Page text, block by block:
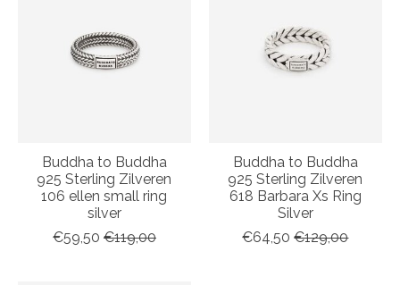
Buddha to Buddha
925 Sterling Zilveren
106 ellen small ring
silver
€59,50 €119,00
Buddha to Buddha
925 Sterling Zilveren
618 Barbara Xs Ring
Silver
€64,50 €129,00